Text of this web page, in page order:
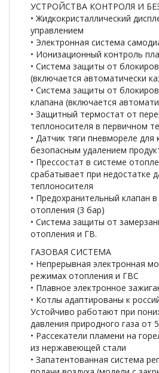
УСТРОЙСТВА КОНТРОЛЯ И
• Жидкокристаллический
управлением
• Электронная система
• Ионизационный контроль
• Система защиты от
(включается автоматически
• Система защиты от
клапана (включается
• Защитный термостат от
теплоносителя в первичном
• Датчик тяги пневмореле для
безопасным удалением
• Прессостат в системе
срабатывает при недостатке
теплоносителя
• Предохранительный клапан в
отопления (3 бар)
• Система защиты от
отопления и ГВ.
ГАЗОВАЯ СИСТЕМА
• Непрерывная электронная
режимах отопления и ГВС
• Плавное электронное
• Котлы адаптированы к
Устойчиво работают при
давления природного газа от
• Рассекатели пламени на
из нержавеющей стали
• Запатентованная система